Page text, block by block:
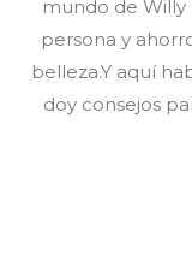
mundo de
persona y
belleza.Y aquí
doy consejos